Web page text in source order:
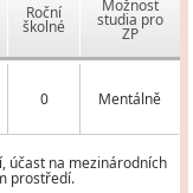
Roční
školné
Možnost
studia pro
ZP
0 Mentálně
účast na mezinárodních
prostředí.